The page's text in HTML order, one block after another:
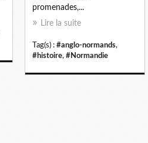
promenades,...
Lire la suite
Tag(s) : #anglo-normands,
#histoire, #Normandie